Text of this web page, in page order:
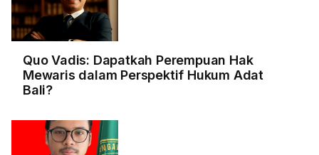
Quo Vadis: Dapatkah Perempuan Hak
Mewaris dalam Perspektif Hukum Adat
Bali?